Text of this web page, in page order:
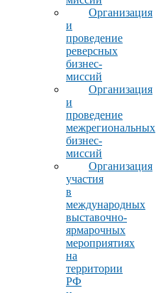
Организация
и
проведение
реверсных
бизнес-
миссий
Организация
и
проведение
межрегиональных
бизнес-
миссий
Организация
участия
в
международных
выставочно-
ярмарочных
мероприятиях
на
территории
РФ